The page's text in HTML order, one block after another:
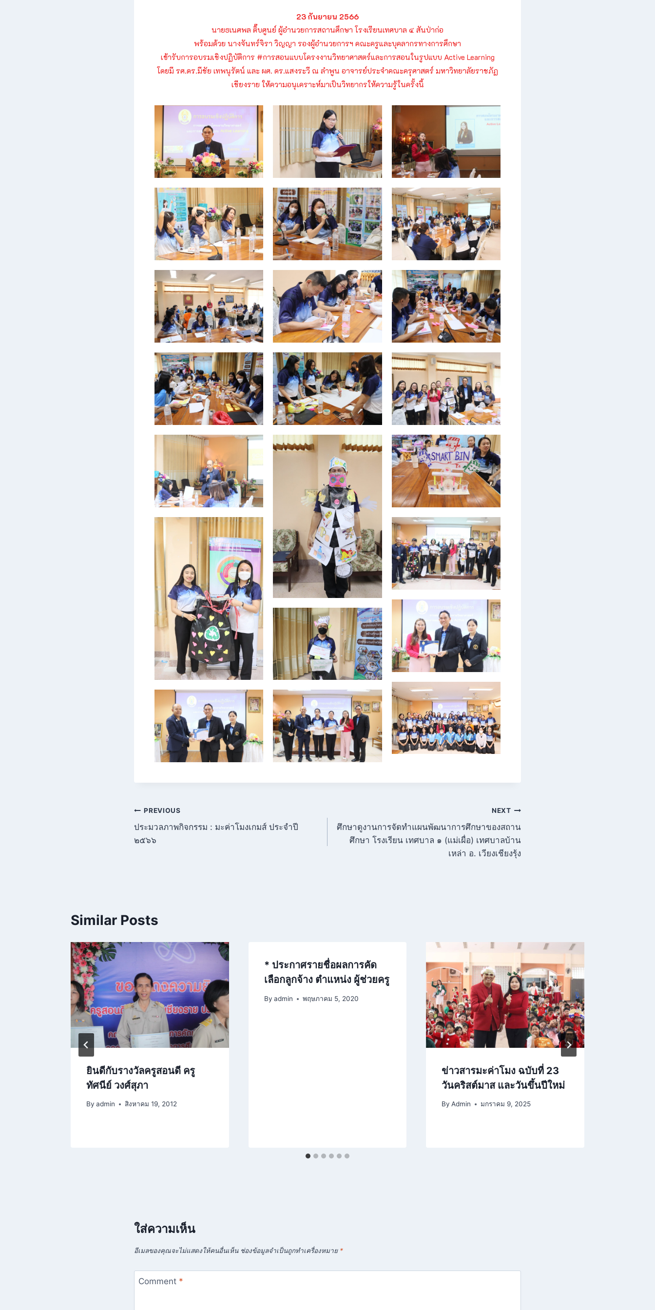
23 กันยายน 2566
นายธเนศพล ติ๊บศูนย์ ผู้อำนวยการสถานศึกษา โรงเรียนเทศบาล ๔ สันป่าก่อ
พร้อมด้วย นางจันทร์จิรา วิญญา รองผู้อำนวยการฯ คณะครูและบุคลากรทางการศึกษา
เข้ารับการอบรมเชิงปฏิบัติการ #การสอนแบบโครงงานวิทยาศาสตร์และการสอนในรูปแบบ Active Learning
โดยมี รศ.ดร.มีชัย เทพนุรัตน์ และ ผศ. ดร.แสงระวี ณ ลำพูน อาจารย์ประจำคณะครุศาสตร์ มหาวิทยาลัยราชภัฏ
เชียงราย ให้ความอนุเคราะห์มาเป็นวิทยากรให้ความรู้ในครั้งนี้
PREVIOUS
ประมวลภาพกิจกรรม : มะค่าโมงเกมส์ ประจำปี
๒๕๖๖
NEXT
ศึกษาดูงานการจัดทำแผนพัฒนาการศึกษาของสถาน
ศึกษา โรงเรียน เทศบาล ๑ (แม่เผื่อ) เทศบาลบ้าน
เหล่า อ. เวียงเชียงรุ้ง
Similar Posts
ยินดีกับรางวัลครูสอนดี ครู
ทัศนีย์ วงศ์สุภา
By admin สิงหาคม 19, 2012
* ประกาศรายชื่อผลการคัด
เลือกลูกจ้าง ตำแหน่ง ผู้ช่วยครู
By admin พฤษภาคม 5, 2020
ข่าวสารมะค่าโมง ฉบับที่ 23
วันคริสต์มาส และวันขึ้นปีใหม่
By Admin มกราคม 9, 2025
ใส่ความเห็น
อีเมลของคุณจะไม่แสดงให้คนอื่นเห็น ช่องข้อมูลจำเป็นถูกทำเครื่องหมาย *
Comment *